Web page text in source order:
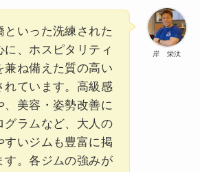
岸 栄汰
といった洗練された
に、ホスピタリティ
兼ね備えた質の高い
れています。高級感
、美容・姿勢改善に
グラムなど、大人の
すいジムも豊富に掲
す。各ジムの強みが